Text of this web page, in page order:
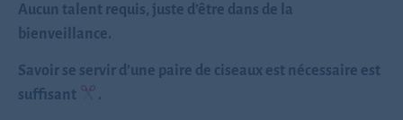
Aucun talent requis, juste d’être dans de la
bienveillance.
Savoir se servir d’une paire de ciseaux est nécessaire est
suffisant
.